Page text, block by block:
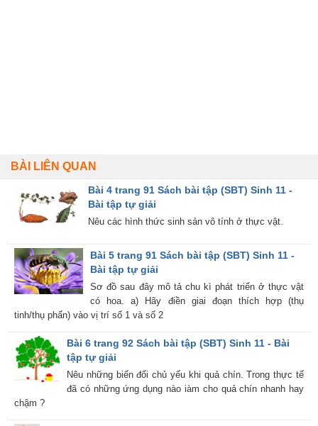
BÀI LIÊN QUAN
Bài 4 trang 91 Sách bài tập (SBT) Sinh 11 -
Bài tập tự giải
Nêu các hình thức sinh sản vô tính ở thực vật.
Bài 5 trang 91 Sách bài tập (SBT) Sinh 11 -
Bài tập tự giải
Sơ đồ sau đây mô tả chu kì phát triển ở thực vật
có hoa. a) Hãy điền giai đoạn thích hợp (thụ
tinh/thụ phấn) vào vị trí số 1 và số 2
Bài 6 trang 92 Sách bài tập (SBT) Sinh 11 - Bài
tập tự giải
Nêu những biến đổi chủ yếu khi quả chín. Trong thực tế
đã có những ứng dụng nào iàm cho quả chín nhanh hay
chậm ?